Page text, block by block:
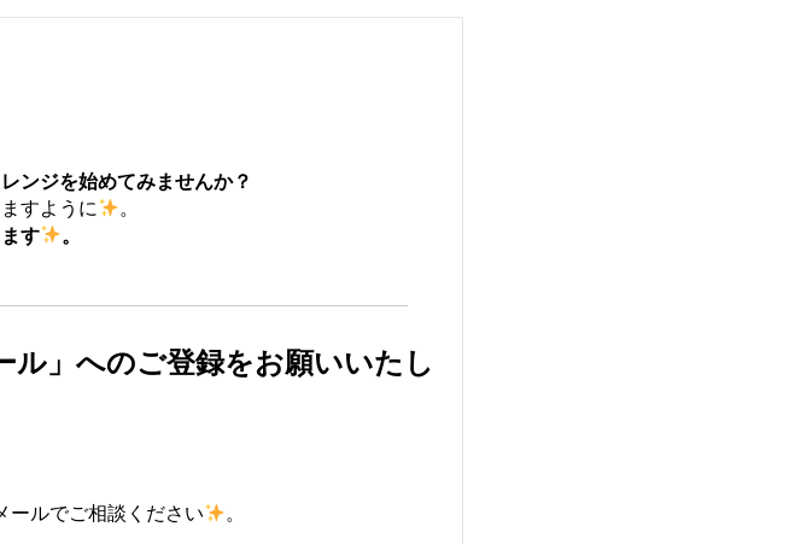
ンジを始めてみませんか？
すように
。
す
。
」へのご登録をお願いいたし
ルでご相談ください
。